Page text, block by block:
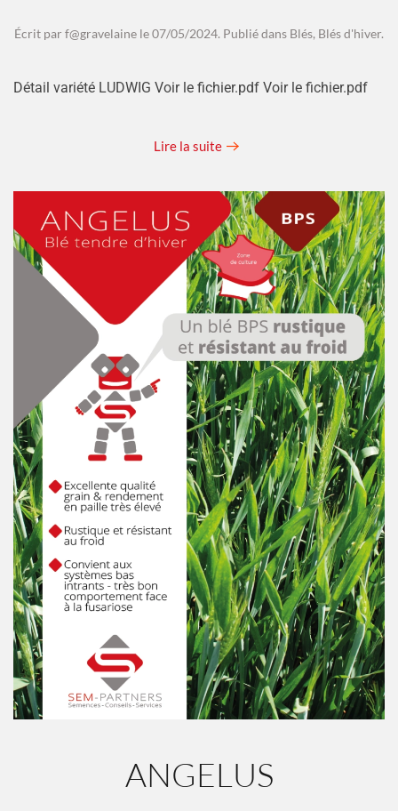
Écrit par f@gravelaine le07/05/2024. Publié dans Blés, Blés d'hiver.
Détail variété LUDWIG Voir le fichier.pdf Voir le fichier.pdf
Lire la suite
ANGELUS